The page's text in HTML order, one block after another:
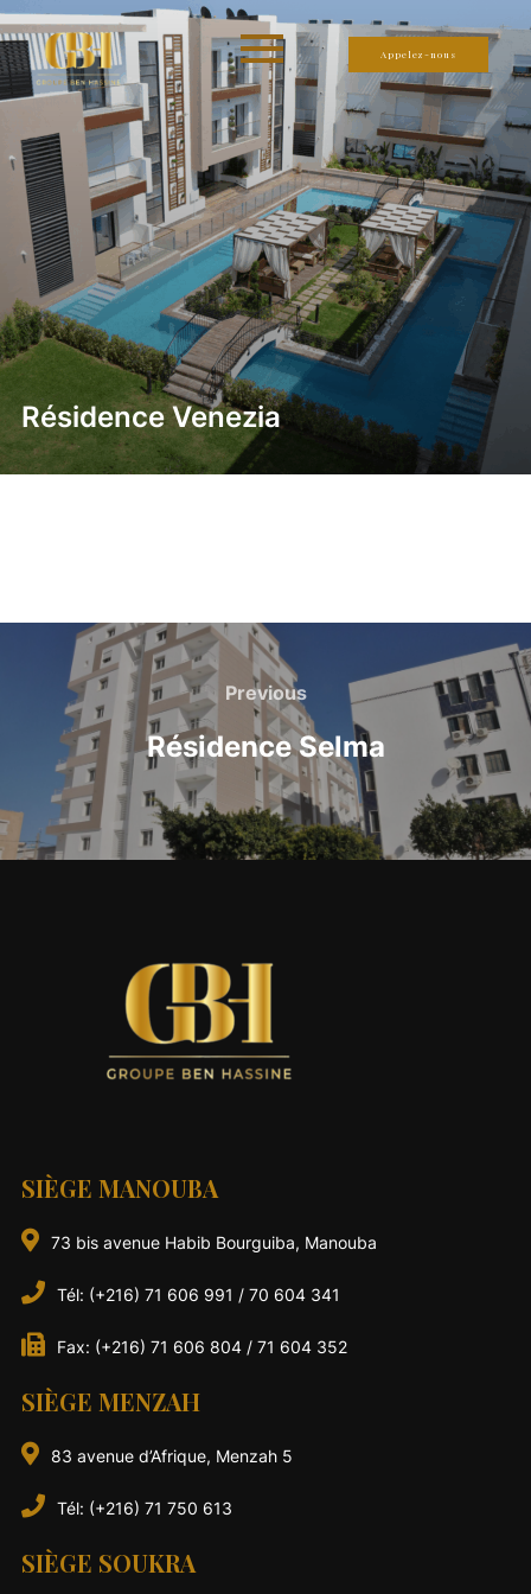
Appelez-nous
Résidence Venezia
Previous
Résidence Selma
SIÈGE MANOUBA
73 bis avenue Habib Bourguiba, Manouba
Tél: (+216) 71 606 991 / 70 604 341
Fax: (+216) 71 606 804 / 71 604 352
SIÈGE MENZAH
83 avenue d’Afrique, Menzah 5
Tél: (+216) 71 750 613
SIÈGE SOUKRA